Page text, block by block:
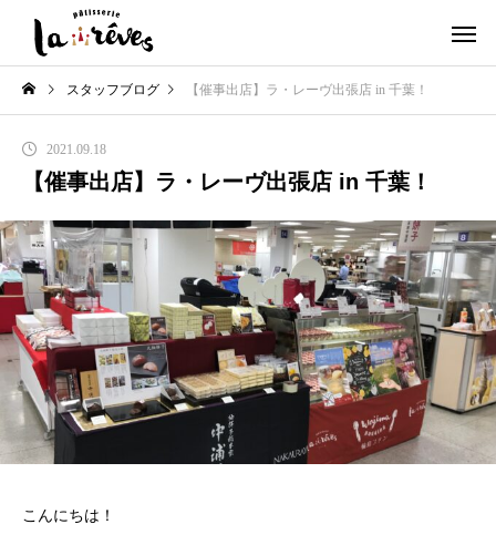
スタッフブログ 【催事出店】ラ・レーヴ出張店 in 千葉！
【催事出店】ラ・レーヴ出張店 in 千葉！
2021.09.18
こんにちは！